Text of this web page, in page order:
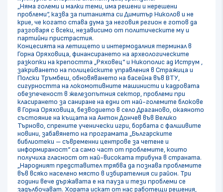
„Няма големи и малки теми, има решени и нерешени
проблеми“, казва за питанията си Димитър Николов и не
крие, че когато става дума за неговия регион е готов да
разговаря с всеки, независимо от политическите му и
партийни пристрастия.
Концесията на летището и интермодалния терминал в
Горна Оряховица, финансирането на археологическите
разкопки на крепостта „Ряховец“ и Никополис ад Иструм ,
закриването на полицейските управления в Стражица и
Полски Тръмбеш, обновяването на басейна във ВТУ,
сигурността на локомотивните машинисти и кадровата
обезпеченост в железопътния сектор, проблеми при
класирането за саниране на едни от най-големите блокове
в Горна Оряховица, безводието в село Драганово, окаяното
състояние на къщата на Антон Дончев във Велико
Търново, спрените ученически игри, борбата с фалшивите
новини, забавянето на програмата „Българските
библиотеки – съвременни центрове за четене и
информираност“ са само част от проблемите, които
получиха гласност от най-високата трибуна в страната.
„Народният представител трябва да познава проблемите
във всяко населено място в избирателния си район. Три
години вече държавата е на пауза и тези проблеми се
задълбочават. Хората искат от нас работещи решения,